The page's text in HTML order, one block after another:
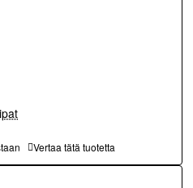
Vertaa tätä tuotetta